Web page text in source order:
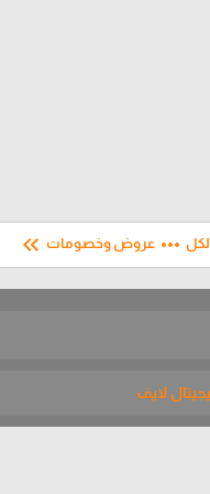
more_horiz عروض وخصومات keyboard_double_arrow_left
لايف